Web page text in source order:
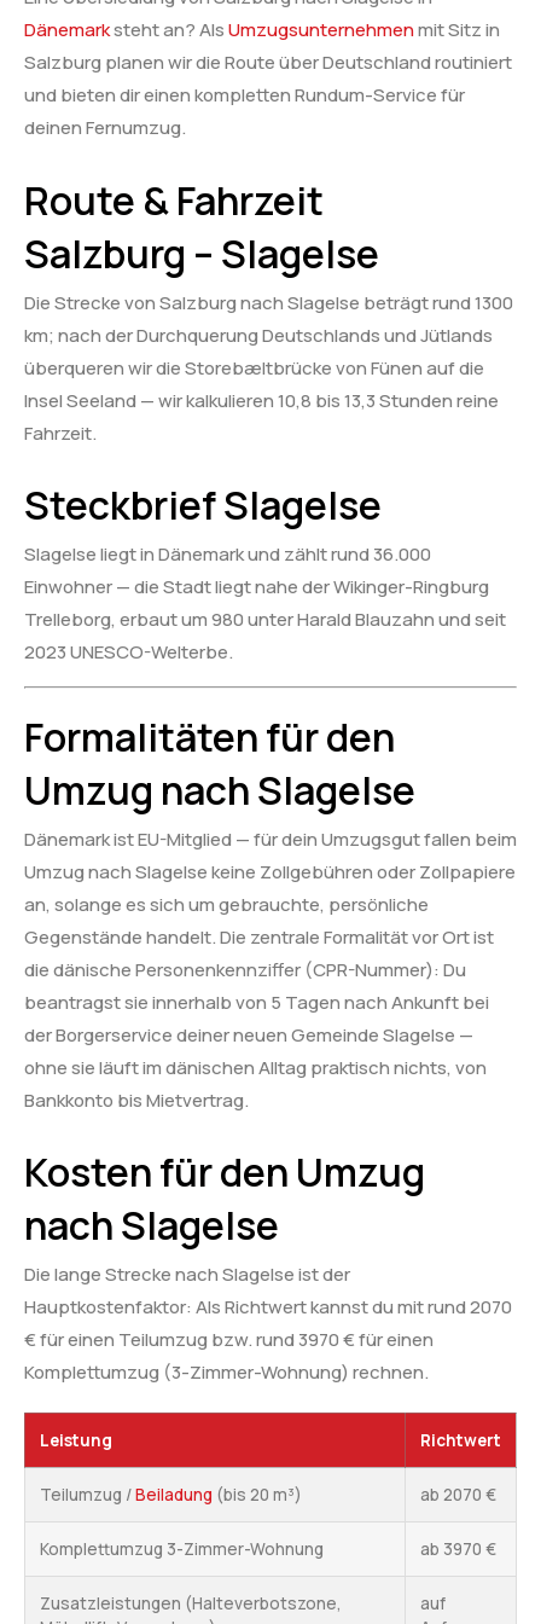
Dänemarksteht an? AlsUmzugsunternehmenmit Sitz in
Salzburg planen wir die Route über Deutschland routiniert
und bieten dir einen kompletten Rundum-Service für
deinen Fernumzug.
Route & Fahrzeit
Salzburg – Slagelse
Die Strecke von Salzburg nach Slagelse beträgt rund 1300
km; nach der Durchquerung Deutschlands und Jütlands
überqueren wir die Storebæltbrücke von Fünen auf die
Insel Seeland — wir kalkulieren 10,8 bis 13,3 Stunden reine
Fahrzeit.
Steckbrief Slagelse
Slagelse liegt in Dänemark und zählt rund 36.000
Einwohner — die Stadt liegt nahe der Wikinger-Ringburg
Trelleborg, erbaut um 980 unter Harald Blauzahn und seit
2023 UNESCO-Welterbe.
Formalitäten für den
Umzug nach Slagelse
Dänemark ist EU-Mitglied — für dein Umzugsgut fallen beim
Umzug nach Slagelse keine Zollgebühren oder Zollpapiere
an, solange es sich um gebrauchte, persönliche
Gegenstände handelt. Die zentrale Formalität vor Ort ist
die dänische Personenkennziffer (CPR-Nummer): Du
beantragst sie innerhalb von 5 Tagen nach Ankunft bei
der Borgerservice deiner neuen Gemeinde Slagelse —
ohne sie läuft im dänischen Alltag praktisch nichts, von
Bankkonto bis Mietvertrag.
Kosten für den Umzug
nach Slagelse
Die lange Strecke nach Slagelse ist der
Hauptkostenfaktor: Als Richtwert kannst du mit rund 2070
€ für einen Teilumzug bzw. rund 3970 € für einen
Komplettumzug (3-Zimmer-Wohnung) rechnen.
Leistung Richtwert
Teilumzug /Beiladung (bis 20 m³) ab 2070 €
Komplettumzug 3-Zimmer-Wohnung ab 3970 €
Zusatzleistungen (Halteverbotszone,
auf